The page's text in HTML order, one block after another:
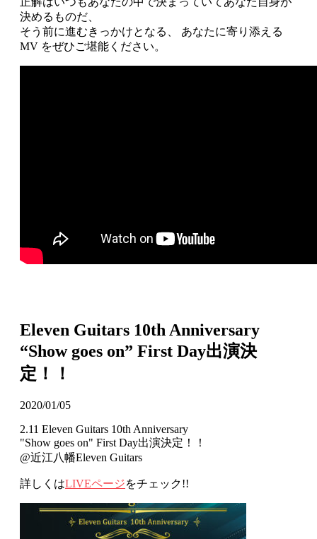
決めるものだ、
そう前に進むきっかけとなる、 あなたに寄り添える
MV をぜひご堪能ください。
Eleven Guitars 10th Anniversary
“Show goes on” First Day出演決
定！！
2020/01/05
2.11 Eleven Guitars 10th Anniversary
"Show goes on" First Day出演決定！！
@近江八幡Eleven Guitars
詳しくはLIVEページをチェック!!